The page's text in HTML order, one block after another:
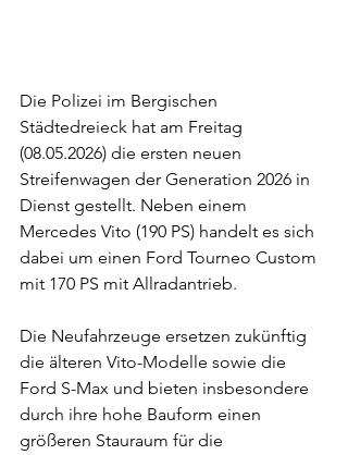
Die Polizei im Bergischen
Städtedreieck hat am Freitag
(08.05.2026) die ersten neuen
Streifenwagen der Generation 2026 in
Dienst gestellt. Neben einem
Mercedes Vito (190 PS) handelt es sich
dabei um einen Ford Tourneo Custom
mit 170 PS mit Allradantrieb.
Die Neufahrzeuge ersetzen zukünftig
die älteren Vito-Modelle sowie die
Ford S-Max und bieten insbesondere
durch ihre hohe Bauform einen
größeren Stauraum für die